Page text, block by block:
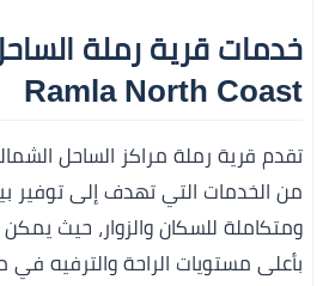
خدمات قرية رملة
Ramla North Coast
تقدم قرية رملة مراكز الساحل
من الخدمات التي تهدف إلى توفير
ومتكاملة للسكان والزوار، حيث
بأعلى مستويات الراحة والترفيه